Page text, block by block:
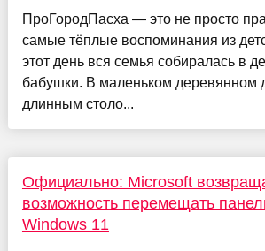
ПроГородПасха — это не просто
самые тёплые воспоминания из
этот день вся семья собиралась в
бабушки. В маленьком деревянном
длинным столо...
Официально: Microsoft
возможность перемещать
Windows 11